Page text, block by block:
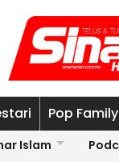
Pop Family
Islam